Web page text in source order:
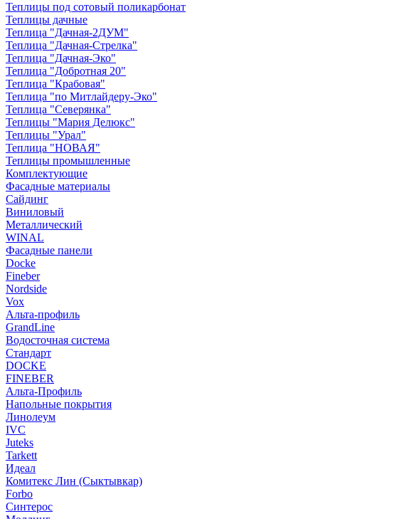
Теплицы под сотовый поликарбонат
Теплицы дачные
Теплица "Дачная-2ДУМ"
Теплица "Дачная-Стрелка"
Теплица "Дачная-Эко"
Теплица "Добротная 20"
Теплица "Крабовая"
Теплица "по Митлайдеру-Эко"
Теплица "Северянка"
Теплицы "Мария Делюкс"
Теплицы "Урал"
Теплица "НОВАЯ"
Теплицы промышленные
Комплектующие
Фасадные материалы
Сайдинг
Виниловый
Металлический
WINAL
Фасадные панели
Docke
Fineber
Nordside
Vox
Альта-профиль
GrandLine
Водосточная система
Стандарт
DOCKE
FINEBER
Альта-Профиль
Напольные покрытия
Линолеум
IVC
Juteks
Tarkett
Идеал
Комитекс Лин (Сыктывкар)
Forbo
Синтерос